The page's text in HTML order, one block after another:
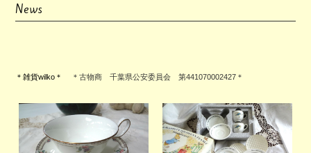
News
＊雑貨wilko＊ ＊古物商 千葉県公安委員会 第441070002427＊